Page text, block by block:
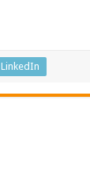
LinkedIn